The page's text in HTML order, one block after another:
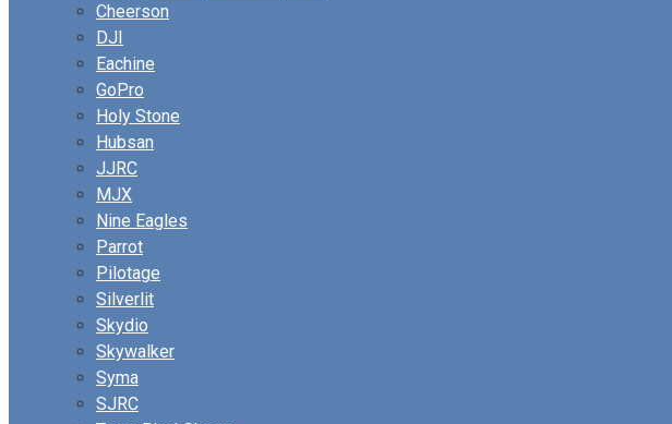
Cheerson
DJI
Eachine
GoPro
Holy Stone
Hubsan
JJRC
MJX
Nine Eagles
Parrot
Pilotage
Silverlit
Skydio
Skywalker
Syma
SJRC